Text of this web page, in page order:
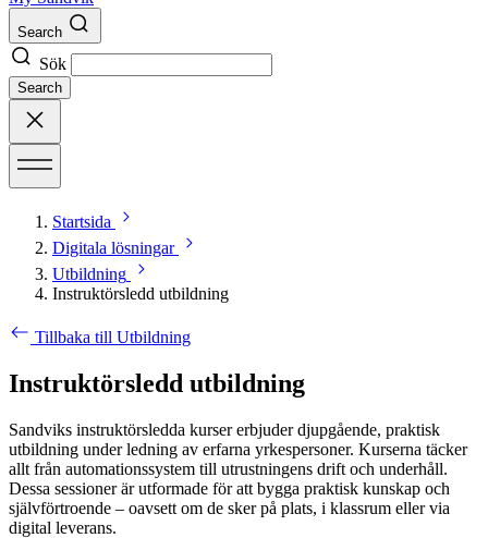
Search
Sök
Search
Startsida
Digitala lösningar
Utbildning
Instruktörsledd utbildning
Tillbaka till Utbildning
Instruktörsledd utbildning
Sandviks instruktörsledda kurser erbjuder djupgående, praktisk
utbildning under ledning av erfarna yrkespersoner. Kurserna täcker
allt från automationssystem till utrustningens drift och underhåll.
Dessa sessioner är utformade för att bygga praktisk kunskap och
självförtroende – oavsett om de sker på plats, i klassrum eller via
digital leverans.